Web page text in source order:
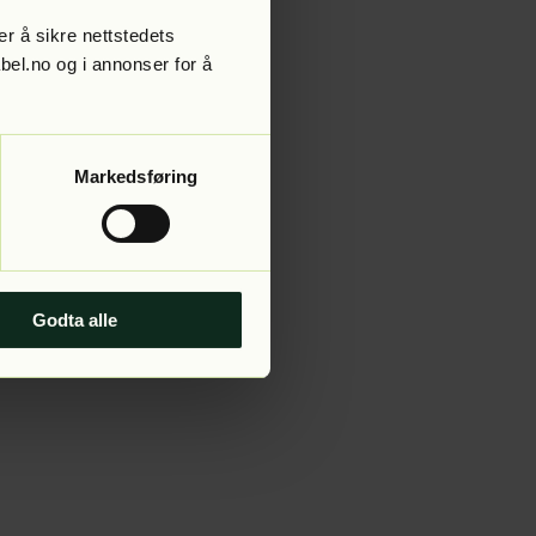
å sikre nettstedets
og i annonser for å
Markedsføring
Godta alle